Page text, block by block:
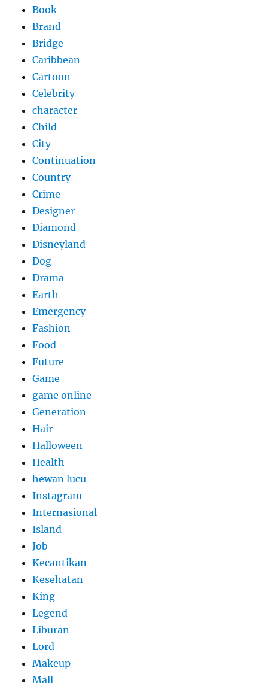
Book
Brand
Bridge
Caribbean
Cartoon
Celebrity
character
Child
City
Continuation
Country
Crime
Designer
Diamond
Disneyland
Dog
Drama
Earth
Emergency
Fashion
Food
Future
Game
game online
Generation
Hair
Halloween
Health
hewan lucu
Instagram
Internasional
Island
Job
Kecantikan
Kesehatan
King
Legend
Liburan
Lord
Makeup
Mall